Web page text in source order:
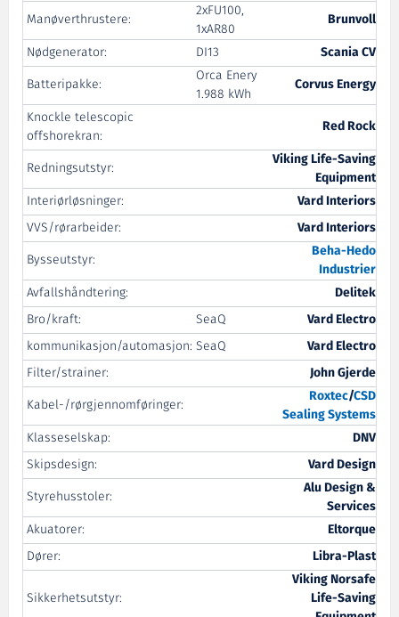
Manøverthrustere:
2xFU100,
1xAR80
Brunvoll
Nødgenerator:
DI13
Scania CV
Batteripakke:
Orca Enery
1.988 kWh
Corvus Energy
Knockle telescopic
offshorekran:
Red Rock
Redningsutstyr:
Viking Life-Saving
Equipment
Interiørløsninger:
Vard Interiors
VVS/rørarbeider:
Vard Interiors
Bysseutstyr:
Beha-Hedo
Industrier
Avfallshåndtering:
Delitek
Bro/kraft:
SeaQ
Vard Electro
kommunikasjon/automasjon: SeaQ
Vard Electro
Filter/strainer:
John Gjerde
Kabel-/rørgjennomføringer:
Roxtec/CSD
Sealing Systems
Klasseselskap:
DNV
Skipsdesign:
Vard Design
Styrehusstoler:
Alu Design &
Services
Akuatorer:
Eltorque
Dører:
Libra-Plast
Sikkerhetsutstyr:
Viking Norsafe
Life-Saving